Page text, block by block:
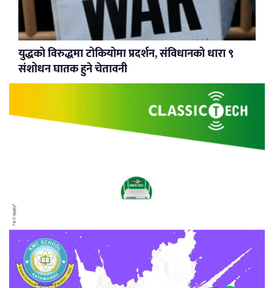
युद्धको विरुद्धमा टोकियोमा प्रदर्शन, संविधानको धारा ९
संशोधन घातक हुने चेतावनी